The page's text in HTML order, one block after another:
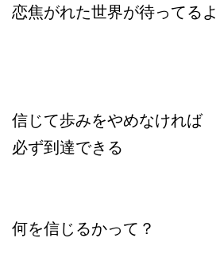
恋焦がれた世界が待ってるよ
信じて歩みをやめなければ
必ず到達できる
何を信じるかって？